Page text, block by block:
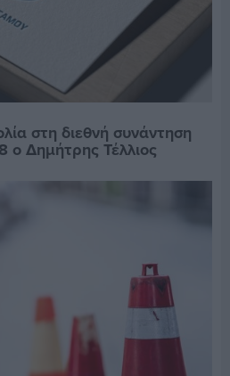
στη διεθνή συνάντηση
ο Δημήτρης Τέλλιος